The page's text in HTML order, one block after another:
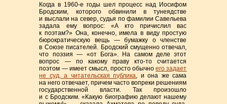
Когда в 1960-е годы шел процесс над Иосифом
Бродским, которого обвинили в тунеядстве
и выслали на север, судья по фамилии Савельева
задала ему вопрос: «А кто причислил вас
к поэтам?» Она, конечно, имела в виду простую
бюрократическую вещь — бумажку о членстве
в Союзе писателей. Бродский смущенно отвечал,
что поэзия — «от Бога». На самом деле этот
вопрос — по какому праву кто-то считается
поэтом — имеет смысл, просто обычноего задает
не суд, а читательская публика, и она же сама
на него отвечает, причем часто вопреки решениям
государственной власти. Так произошло
и с Бродским. «Какую биографию делают нашему